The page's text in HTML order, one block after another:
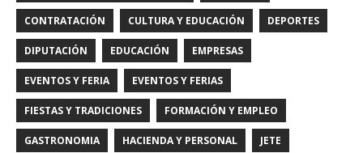
CONTRATACIÓN CULTURA Y EDUCACIÓN DEPORTES
DIPUTACIÓN EDUCACIÓN EMPRESAS
EVENTOS Y FERIA EVENTOS Y FERIAS
FIESTAS Y TRADICIONES FORMACIÓN Y EMPLEO
GASTRONOMIA HACIENDA Y PERSONAL JETE